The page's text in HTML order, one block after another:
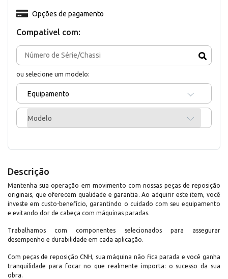
Compativel com:
ou selecione um modelo:
Equipamento
Modelo
Opções de pagamento
Descrição
Mantenha sua operação em movimento com nossas peças de reposição
originais, que oferecem qualidade e garantia. Ao adquirir este item, você
investe em custo-benefício, garantindo o cuidado com seu equipamento
e evitando dor de cabeça com máquinas paradas.
Trabalhamos com componentes selecionados para assegurar
desempenho e durabilidade em cada aplicação.
Com peças de reposição CNH, sua máquina não fica parada e você ganha
tranquilidade para focar no que realmente importa: o sucesso da sua
obra.